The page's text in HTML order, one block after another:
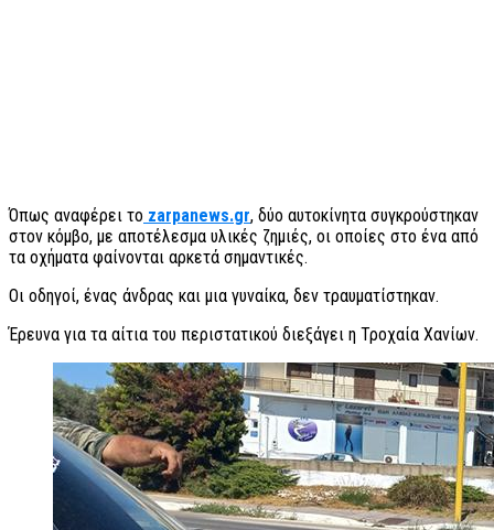
Όπως αναφέρει το zarpanews.gr, δύο αυτοκίνητα συγκρούστηκαν
στον κόμβο, με αποτέλεσμα υλικές ζημιές, οι οποίες στο ένα από
τα οχήματα φαίνονται αρκετά σημαντικές.
Οι οδηγοί, ένας άνδρας και μια γυναίκα, δεν τραυματίστηκαν.
Έρευνα για τα αίτια του περιστατικού διεξάγει η Τροχαία Χανίων.